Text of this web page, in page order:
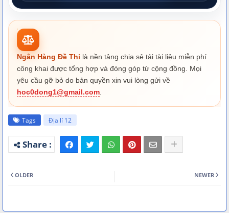
Ngân Hàng Đề Thi là nền tảng chia sẻ tải tài liệu miễn phí
công khai được tổng hợp và đóng góp từ cộng đồng. Mọi
yêu cầu gỡ bỏ do bản quyền xin vui lòng gửi về
hoc0dong1@gmail.com
Tags Địa lí 12
NEWER
OLDER